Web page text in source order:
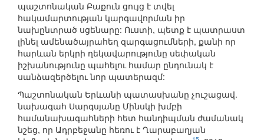
պաշտոնական Բաքուն ցույց է տվել
հակամարտության կարգավորման իր
նախընտրած սցենարը: Ուստի, պետք է պատրաստ
լինել ամենածայրահեղ զարգացումների, քանի որ
հարևան երկրի ղեկավարությունը սեփական
իշխանությունը պահելու համար ընդունակ է
սանձազերծելու նոր պատերազմ:
Պաշտոնական Երևանի պատասխանը չուշացավ.
նախագահ Սարգսյանը Մինսկի խմբի
համանախագահների հետ հանդիպման ժամանակ
նշեց, որ Ադրբեջանը հեռու է Ղարաբաղյան